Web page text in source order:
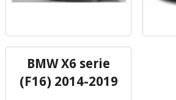
BMW X6 serie
(F16) 2014-2019